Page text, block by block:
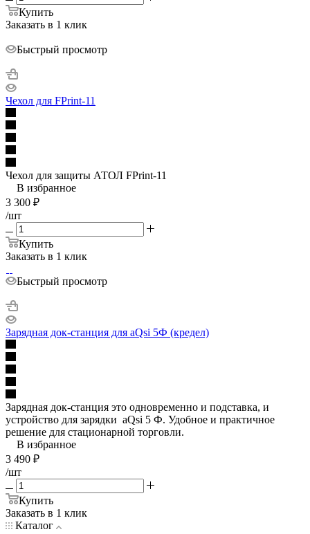
Купить
Заказать в 1 клик
Быстрый просмотр
Чехол для FPrint-11
Чехол для защиты АТОЛ FPrint-11
В избранное
3 300 ₽
/шт
Купить
Заказать в 1 клик
Быстрый просмотр
Зарядная док-станция для aQsi 5Ф (кредел)
Зарядная док-станция это одновременно и подставка, и
устройство для зарядки aQsi 5 Ф. Удобное и практичное
решение для стационарной торговли.
В избранное
3 490 ₽
/шт
Купить
Заказать в 1 клик
Каталог